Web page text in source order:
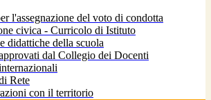
l'assegnazione del voto di condotta
civica - Curricolo di Istituto
didattiche della scuola
dal Collegio dei Docenti
Rete
con il territorio